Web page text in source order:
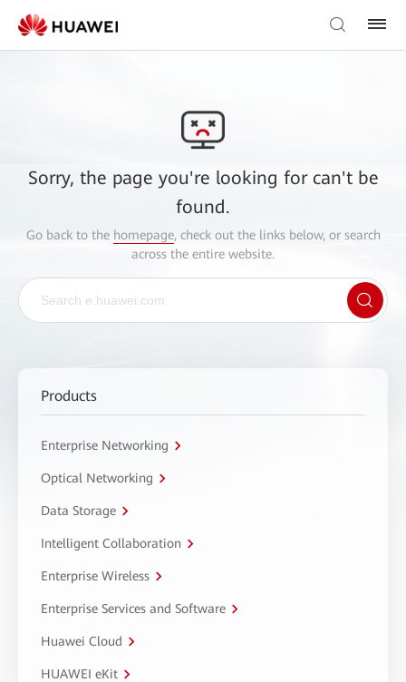
Sorry, the page you're looking for can't be
found.
Go back to the homepage, check out the links below, or search
across the entire website.
Products
Enterprise Networking
Optical Networking
Data Storage
Intelligent Collaboration
Enterprise Wireless
Enterprise Services and Software
Huawei Cloud
HUAWEI eKit